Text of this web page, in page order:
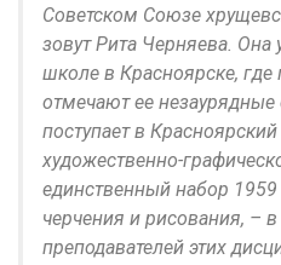
Советском Союзе
зовут Рита Черняева. Она
школе в Красноярске, где
отмечают ее
поступает в
художественно-
единственный набор 1959
черчения и рисования, –
преподавателей этих